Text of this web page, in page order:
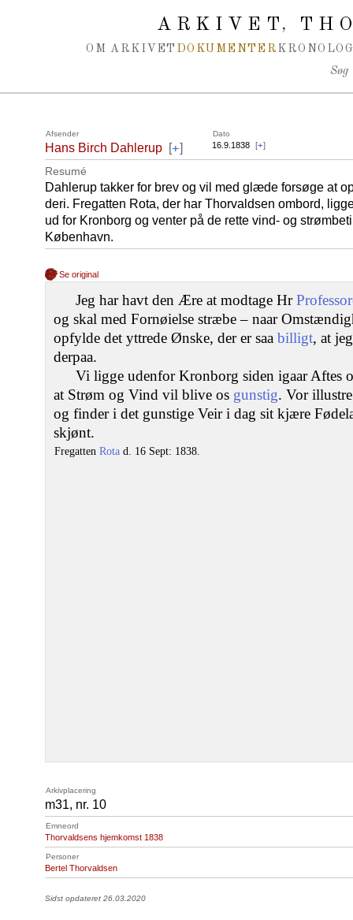
ARKIVET,
OM ARKIVET DOKUMENTER
Søg
Afsender Dato
Hans Birch Dahlerup [+] 16.9.1838 [+]
Resumé
Dahlerup takker for brev og vil med glæde forsøge at
deri. Fregatten Rota, der har Thorvaldsen ombord,
ud for Kronborg og venter på de rette vind- og
København.
Se original
Jeg har havt den Ære at modtage Hr
og skal med Fornøielse stræbe – naar
opfylde det yttrede Ønske, der er saa billigt, at
derpaa.
Vi ligge udenfor Kronborg siden igaar Aftes
at Strøm og Vind vil blive os gunstig. Vor
og finder i det gunstige Veir i dag sit kjære
skjønt.
Fregatten Rota d. 16 Sept: 1838.
Arkivplacering
m31, nr. 10
Emneord
Thorvaldsens hjemkomst 1838
Personer
Bertel Thorvaldsen
Sidst opdateret 26.03.2020